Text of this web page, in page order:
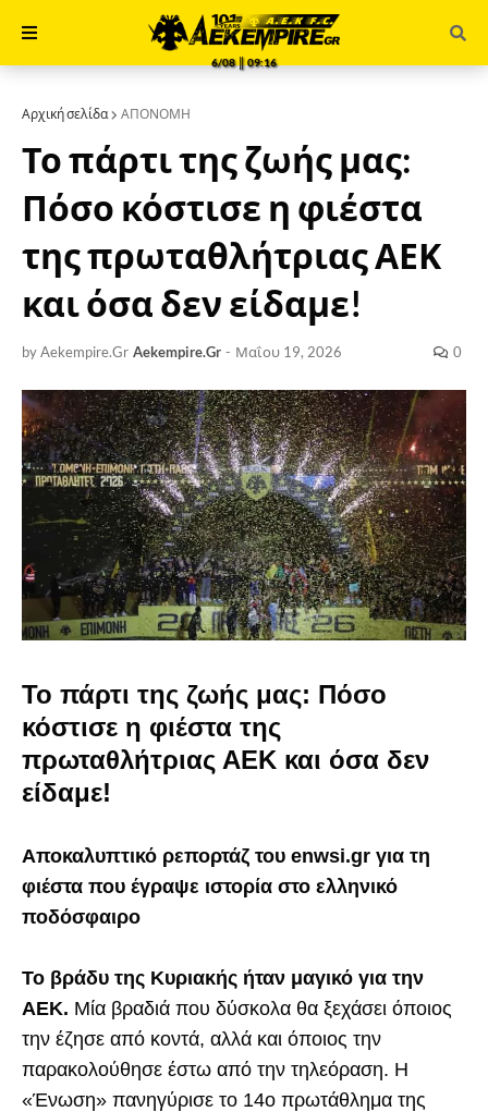
6/08 ║ 09:16
Αρχική σελίδα ΑΠΟΝΟΜΗ
Το πάρτι της ζωής μας:
Πόσο κόστισε η φιέστα
της πρωταθλήτριας ΑΕΚ
και όσα δεν είδαμε!
by Aekempire.Gr Aekempire.Gr - Μαΐου 19, 2026 0
Το πάρτι της ζωής μας: Πόσο
κόστισε η φιέστα της
πρωταθλήτριας ΑΕΚ και όσα δεν
είδαμε!
Αποκαλυπτικό ρεπορτάζ του enwsi.gr για τη
φιέστα που έγραψε ιστορία στο ελληνικό
ποδόσφαιρο
Το βράδυ της Κυριακής ήταν μαγικό για την
ΑΕΚ. Μία βραδιά που δύσκολα θα ξεχάσει όποιος
την έζησε από κοντά, αλλά και όποιος την
παρακολούθησε έστω από την τηλεόραση. Η
«Ένωση» πανηγύρισε το 14ο πρωτάθλημα της